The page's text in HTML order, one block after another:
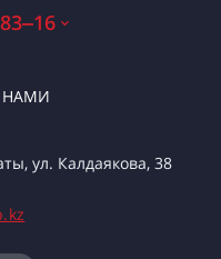
НАМИ
ул. Калдаякова, 38